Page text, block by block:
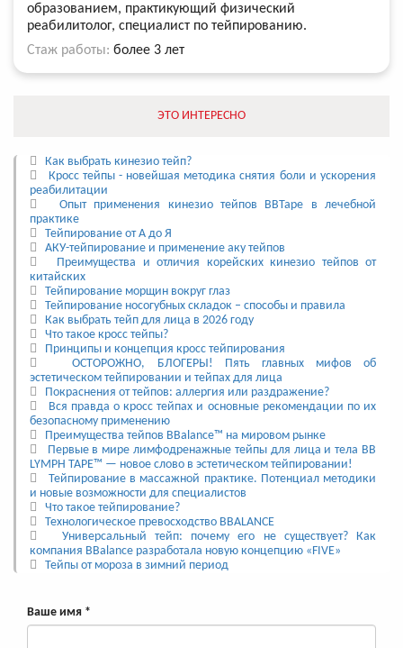
образованием, практикующий физический
реабилитолог, специалист по тейпированию.
Стаж работы: более 3 лет
ЭТО ИНТЕРЕСНО
Как выбрать кинезио тейп?
Кросс тейпы - новейшая методика снятия боли и ускорения
реабилитации
Опыт применения кинезио тейпов BBTape в лечебной
практике
Тейпирование от А до Я
АКУ-тейпирование и применение аку тейпов
Преимущества и отличия корейских кинезио тейпов от
китайских
Тейпирование морщин вокруг глаз
Тейпирование носогубных складок – способы и правила
Как выбрать тейп для лица в 2026 году
Что такое кросс тейпы?
Принципы и концепция кросс тейпирования
ОСТОРОЖНО, БЛОГЕРЫ! Пять главных мифов об
эстетическом тейпировании и тейпах для лица
Покраснения от тейпов: аллергия или раздражение?
Вся правда о кросс тейпах и основные рекомендации по их
безопасному применению
Преимущества тейпов BBalance™ на мировом рынке
Первые в мире лимфодренажные тейпы для лица и тела BB
LYMPH TAPE™ — новое слово в эстетическом тейпировании!
Тейпирование в массажной практике. Потенциал методики
и новые возможности для специалистов
Что такое тейпирование?
Технологическое превосходство BBALANCE
Универсальный тейп: почему его не существует? Как
компания BBalance разработала новую концепцию «FIVE»
Тейпы от мороза в зимний период
Ваше имя *